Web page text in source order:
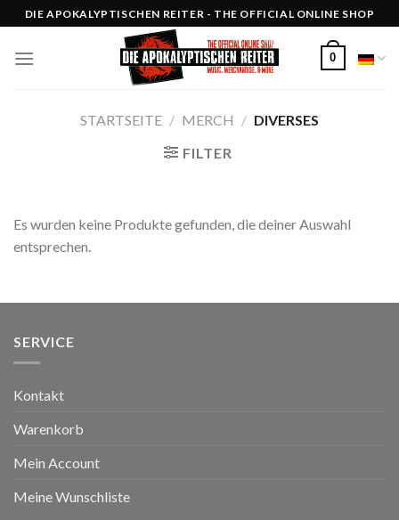
to
content
DIE APOKALYPTISCHEN REITER - THE OFFICIAL ONLINE SHOP
0
STARTSEITE / MERCH / DIVERSES
FILTER
Es wurden keine Produkte gefunden, die deiner Auswahl
entsprechen.
SERVICE
Kontakt
Warenkorb
Mein Account
Meine Wunschliste